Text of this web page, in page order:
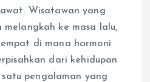
Wisatawan yang
ke masa lalu,
di mana harmoni
dari kehidupan
pengalaman yang